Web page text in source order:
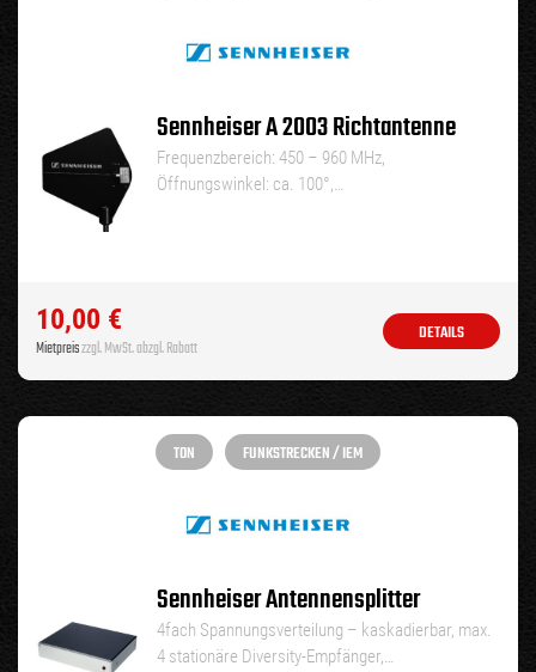
Sennheiser A 2003 Richtantenne
Frequenzbereich: 450 – 960 MHz,
Öffnungswinkel: ca. 100°,…
10,00 €
Mietpreiszzgl. MwSt. abzgl. Rabatt
DETAILS
TON FUNKSTRECKEN / IEM
Sennheiser Antennensplitter
4fach Spannungsverteilung – kaskadierbar, max.
4 stationäre Diversity-Empfänger,…